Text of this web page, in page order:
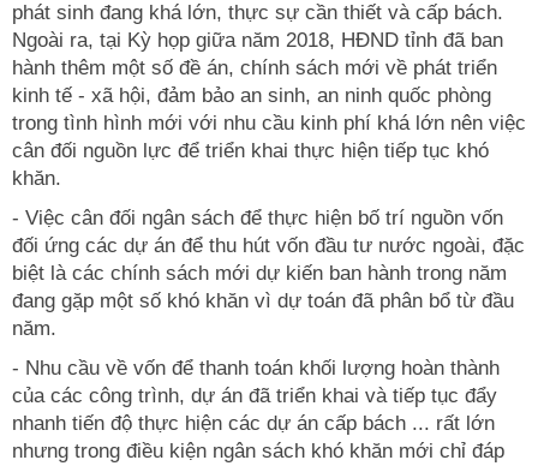
phát sinh đang khá lớn, thực sự cần thiết và cấp bách.
Ngoài ra, tại Kỳ họp giữa năm 2018, HĐND tỉnh đã ban
hành thêm một số đề án, chính sách mới về phát triển
kinh tế - xã hội, đảm bảo an sinh, an ninh quốc phòng
trong tình hình mới với nhu cầu kinh phí khá lớn nên việc
cân đối nguồn lực để triển khai thực hiện tiếp tục khó
khăn.
- Việc cân đối ngân sách để thực hiện bố trí nguồn vốn
đối ứng các dự án để thu hút vốn đầu tư nước ngoài, đặc
biệt là các chính sách mới dự kiến ban hành trong năm
đang gặp một số khó khăn vì dự toán đã phân bổ từ đầu
năm.
- Nhu cầu về vốn để thanh toán khối lượng hoàn thành
của các công trình, dự án đã triển khai và tiếp tục đẩy
nhanh tiến độ thực hiện các dự án cấp bách ... rất lớn
nhưng trong điều kiện ngân sách khó khăn mới chỉ đáp